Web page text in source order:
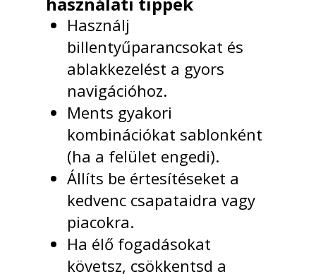
Használj
billentyűparancsokat és
ablakkezelést a gyors
navigációhoz.
Ments gyakori
kombinációkat sablonként
(ha a felület engedi).
Állíts be értesítéseket a
kedvenc csapataidra vagy
piacokra.
Ha élő fogadásokat
követsz, csökkentsd a